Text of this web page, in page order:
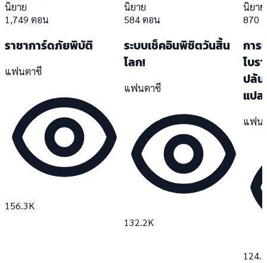
นิยาย
1,749 ตอน
ราชาการ์ดภัยพิบัติ
แฟนตาซี
156.3K
นิยาย
584 ตอน
ระบบเช็คอินพิชิตวันสิ้น
โลก!
แฟนตาซี
132.2K
นิยาย
870
การ
โบร
ปล้น
แปล
แฟน